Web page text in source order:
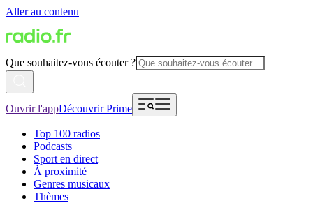
Aller au contenu
Que souhaitez-vous écouter ?
Ouvrir l'appDécouvrir Prime
Top 100 radios
Podcasts
Sport en direct
À proximité
Genres musicaux
Thèmes